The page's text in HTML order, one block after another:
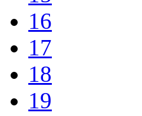
16
17
18
19